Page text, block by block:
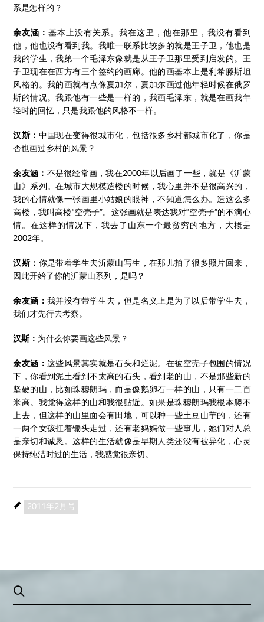
系是怎样的？
余友涵：基本上没有关系。我在这里，他在那里，我没有看到
他，他也没有看到我。我唯一联系比较多的就是王子卫，他也是
我的学生，我第一个毛泽东像就是从王子卫那里受到启发的。王
子卫现在在西方有三个签约的画廊。他的画基本上是利希滕斯坦
风格的。我的画就有点像夏加尔，夏加尔画过他年轻时候在俄罗
斯的情况。我跟他有一些是一样的，我画毛泽东，就是在画我年
轻时的回忆，只是我跟他的风格不一样。
汉斯： 中国现在变得很城市化，包括很多乡村都城市化了，你是
否也画过乡村的风景？
余友涵： 不是很经常画，我在2000年以后画了一些，就是《沂蒙
山》系列。在城市大规模造楼的时候，我心里并不是很高兴的，
我的心情就像一张画里小姑娘的眼神，不知道怎么办。造这么多
高楼，我叫高楼“空壳子”。这张画就是表达我对“空壳子”的不满心
情。在这样的情况下，我去了山东一个最贫穷的地方，大概是
2002年。
汉斯： 你是带着学生去沂蒙山写生，在那儿拍了很多照片回来，
因此开始了你的沂蒙山系列，是吗？
余友涵：我并没有带学生去，但是名义上是为了以后带学生去，
我们才先行去考察。
汉斯： 为什么你要画这些风景？
余友涵：这些风景其实就是石头和烂泥。在被空壳子包围的情况
下，你看到泥土看到不太高的石头，看到老的山，不是那些新的
坚硬的山，比如珠穆朗玛，而是像鹅卵石一样的山，只有一二百
米高。我觉得这样的山和我很贴近。如果是珠穆朗玛我根本爬不
上去，但这样的山里面会有田地，可以种一些土豆山芋的，还有
一两个女孩扛着锄头走过，还有老妈妈做一些事儿，她们对人总
是亲切和诚恳。这样的生活就像是早期人类还没有被异化，心灵
保持纯洁时过的生活，我感觉很亲切。
2011年2月号